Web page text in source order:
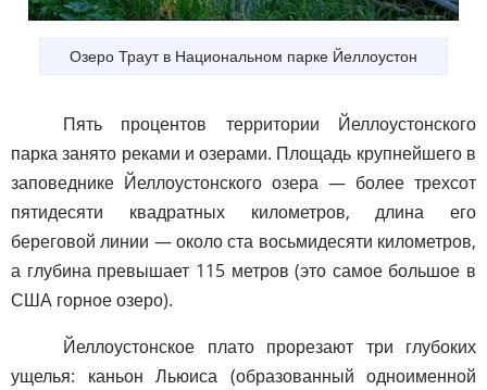
Озеро Траут в Национальном парке Йеллоустон
Пять процентов территории Йеллоустонского
парка занято реками и озерами. Площадь крупнейшего в
заповеднике Йеллоустонского озера — более трехсот
пятидесяти квадратных километров, длина его
береговой линии — около ста восьмидесяти километров,
а глубина превышает 115 метров (это самое большое в
США горное озеро).
Йеллоустонское плато прорезают три глубоких
ущелья: каньон Льюиса (образованный одноименной